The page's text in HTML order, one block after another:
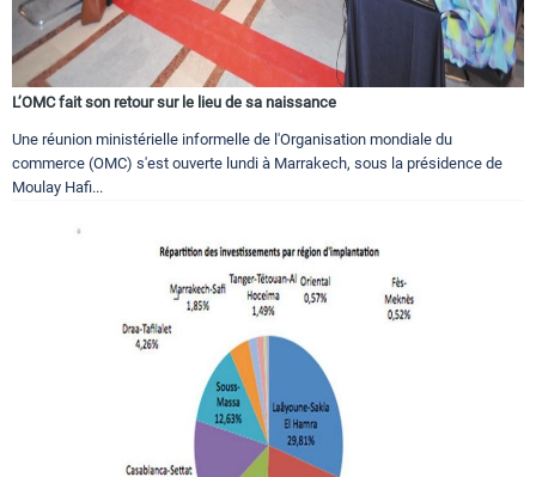
L’OMC fait son retour sur le lieu de sa naissance
Une réunion ministérielle informelle de l'Organisation mondiale du
commerce (OMC) s'est ouverte lundi à Marrakech, sous la présidence de
Moulay Hafi...